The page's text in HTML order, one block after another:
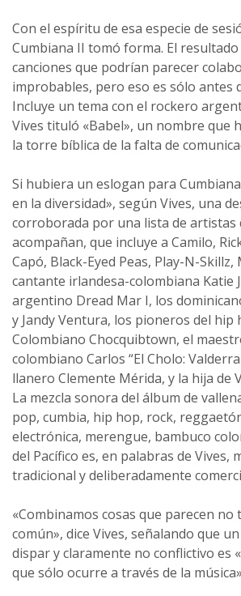
Con el espíritu de esa especie de
Cumbiana II tomó forma. El
canciones que podrían parecer
improbables, pero eso es sólo antes
Incluye un tema con el rockero
Vives tituló «Babel», un nombre que
la torre bíblica de la falta de
Si hubiera un eslogan para
en la diversidad», según Vives, una
corroborada por una lista de artistas
acompañan, que incluye a Camilo,
Capó, Black-Eyed Peas, Play-N-Skillz,
cantante irlandesa-colombiana Katie
argentino Dread Mar I, los
y Jandy Ventura, los pioneros del hip
Colombiano Chocquibtown, el
colombiano Carlos “El Cholo:
llanero Clemente Mérida, y la hija de
La mezcla sonora del álbum de
pop, cumbia, hip hop, rock,
electrónica, merengue, bambuco
del Pacífico es, en palabras de Vives,
tradicional y deliberadamente
«Combinamos cosas que parecen no
común», dice Vives, señalando que
dispar y claramente no conflictivo es
que sólo ocurre a través de la